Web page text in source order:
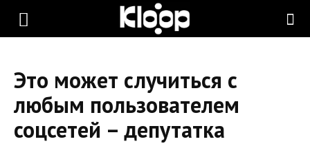
KLOOP.KG
Новости
Это может случиться с
любым пользователем
соцсетей – депутатка